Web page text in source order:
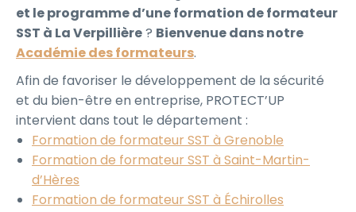
et le programme d’une formation de formateur
SST à La Verpillière? Bienvenue dans notre
Académie des formateurs.
Afin de favoriser le développement de la sécurité
et du bien-être en entreprise, PROTECT’UP
intervient dans tout le département :
Formation de formateur SST à Grenoble
Formation de formateur SST à Saint-Martin-
d’Hères
Formation de formateur SST à Échirolles